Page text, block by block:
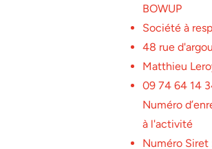
BOWUP
Société à
48 rue
Matthieu
09 74 64 14
Numéro
à l'activité
Numéro